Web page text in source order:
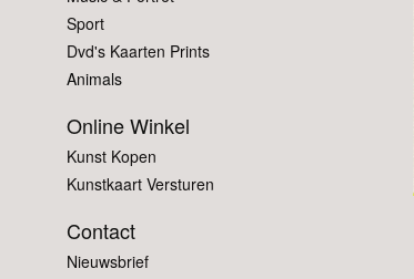
Sport
Dvd's Kaarten Prints
Animals
Online Winkel
Kunst Kopen
Kunstkaart Versturen
Contact
Nieuwsbrief